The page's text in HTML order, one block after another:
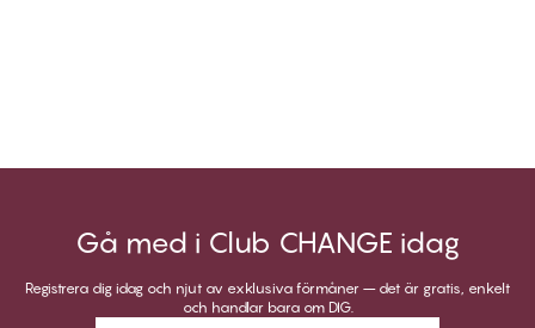
Gå med i Club CHANGE idag
Registrera dig idag och njut av exklusiva förmåner – det är gratis, enkelt
och handlar bara om DIG.